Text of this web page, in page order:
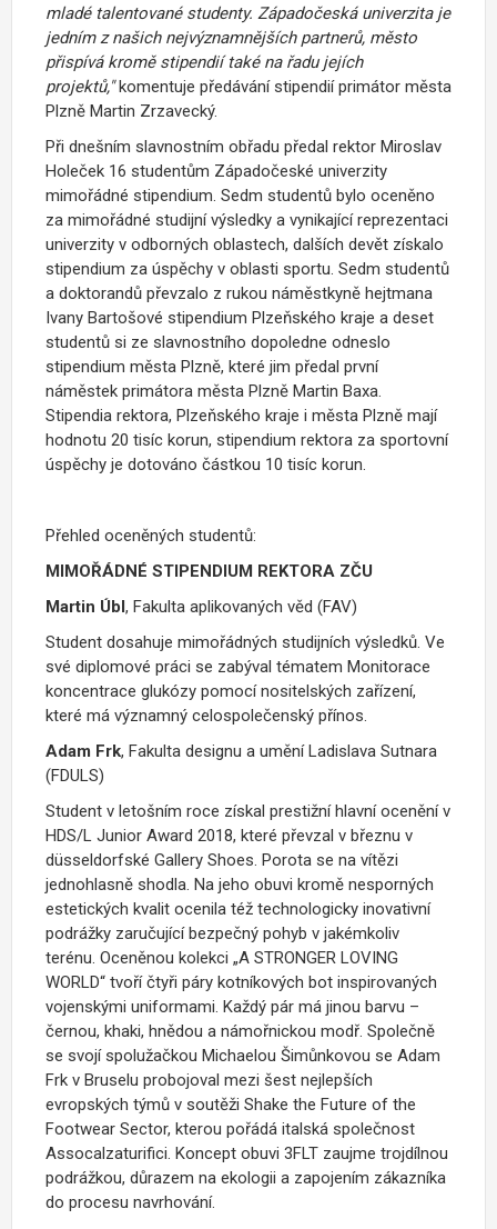
mladé talentované studenty. Západočeská univerzita je
jedním z našich nejvýznamnějších partnerů, město
přispívá kromě stipendií také na řadu jejích
projektů,"komentuje předávání stipendií primátor města
Plzně Martin Zrzavecký.
Při dnešním slavnostním obřadu předal rektor Miroslav
Holeček 16 studentům Západočeské univerzity
mimořádné stipendium. Sedm studentů bylo oceněno
za mimořádné studijní výsledky a vynikající reprezentaci
univerzity v odborných oblastech, dalších devět získalo
stipendium za úspěchy v oblasti sportu. Sedm studentů
a doktorandů převzalo z rukou náměstkyně hejtmana
Ivany Bartošové stipendium Plzeňského kraje a deset
studentů si ze slavnostního dopoledne odneslo
stipendium města Plzně, které jim předal první
náměstek primátora města Plzně Martin Baxa.
Stipendia rektora, Plzeňského kraje i města Plzně mají
hodnotu 20 tisíc korun, stipendium rektora za sportovní
úspěchy je dotováno částkou 10 tisíc korun.
Přehled oceněných studentů:
MIMOŘÁDNÉ STIPENDIUM REKTORA ZČU
Martin Úbl, Fakulta aplikovaných věd (FAV)
Student dosahuje mimořádných studijních výsledků. Ve
své diplomové práci se zabýval tématem Monitorace
koncentrace glukózy pomocí nositelských zařízení,
které má významný celospolečenský přínos.
Adam Frk, Fakulta designu a umění Ladislava Sutnara
(FDULS)
Student v letošním roce získal prestižní hlavní ocenění v
HDS/L Junior Award 2018, které převzal v březnu v
düsseldorfské Gallery Shoes. Porota se na vítězi
jednohlasně shodla. Na jeho obuvi kromě nesporných
estetických kvalit ocenila též technologicky inovativní
podrážky zaručující bezpečný pohyb v jakémkoliv
terénu. Oceněnou kolekci „A STRONGER LOVING
WORLD“ tvoří čtyři páry kotníkových bot inspirovaných
vojenskými uniformami. Každý pár má jinou barvu –
černou, khaki, hnědou a námořnickou modř. Společně
se svojí spolužačkou Michaelou Šimůnkovou se Adam
Frk v Bruselu probojoval mezi šest nejlepších
evropských týmů v soutěži Shake the Future of the
Footwear Sector, kterou pořádá italská společnost
Assocalzaturifici. Koncept obuvi 3FLT zaujme trojdílnou
podrážkou, důrazem na ekologii a zapojením zákazníka
do procesu navrhování.